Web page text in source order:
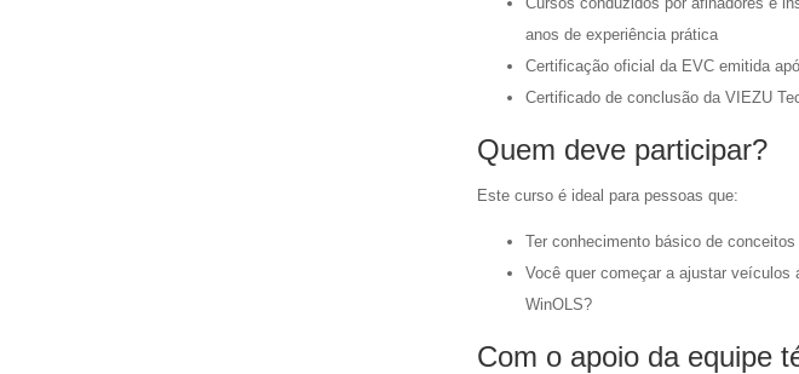
anos de experiência prática
Certificação oficial da EVC emitida
Certificado de conclusão da VIEZU
Quem deve participar?
Este curso é ideal para pessoas que:
Ter conhecimento básico de
Você quer começar a ajustar
WinOLS?
Com o apoio da equipe